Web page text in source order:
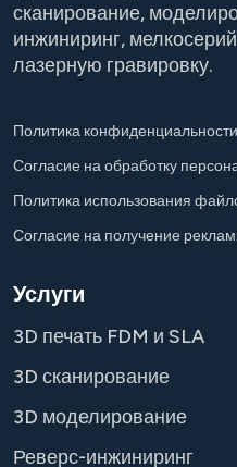
сканирование,
инжиниринг,
лазерную гравировку.
Политика конфиденциальности
Согласие на обработку
Политика использования
Согласие на получение
Услуги
3D печать FDM и SLA
3D сканирование
3D моделирование
Реверс-инжиниринг